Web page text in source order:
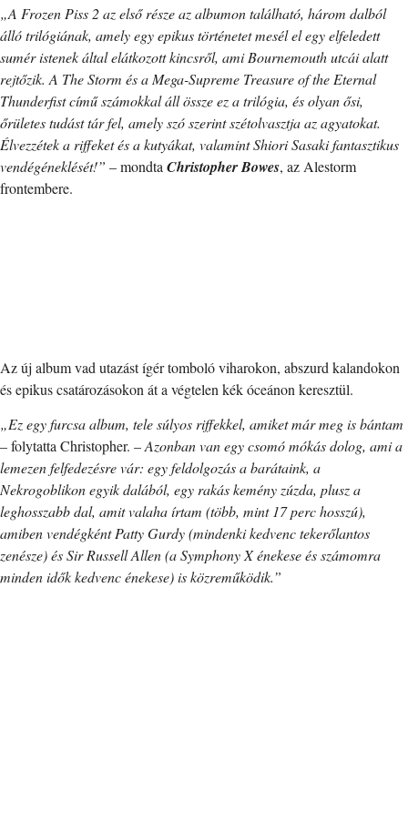
„A Frozen Piss 2 az első része az albumon található, három dalból
álló trilógiának, amely egy epikus történetet mesél el egy elfeledett
sumér istenek által elátkozott kincsről, ami Bournemouth utcái alatt
rejtőzik. A The Storm és a Mega-Supreme Treasure of the Eternal
Thunderfist című számokkal áll össze ez a trilógia, és olyan ősi,
őrületes tudást tár fel, amely szó szerint szétolvasztja az agyatokat.
Élvezzétek a riffeket és a kutyákat, valamint Shiori Sasaki fantasztikus
vendégéneklését!” – mondta Christopher Bowes, az Alestorm
frontembere.
Az új album vad utazást ígér tomboló viharokon, abszurd kalandokon
és epikus csatározásokon át a végtelen kék óceánon keresztül.
„Ez egy furcsa album, tele súlyos riffekkel, amiket már meg is bántam
– folytatta Christopher. –Azonban van egy csomó mókás dolog, ami a
lemezen felfedezésre vár: egy feldolgozás a barátaink, a
Nekrogoblikon egyik dalából, egy rakás kemény zúzda, plusz a
leghosszabb dal, amit valaha írtam (több, mint 17 perc hosszú),
amiben vendégként Patty Gurdy (mindenki kedvenc tekerőlantos
zenésze) és Sir Russell Allen (a Symphony X énekese és számomra
minden idők kedvenc énekese) is közreműködik.”